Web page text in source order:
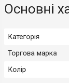
Основні
Категорія
Торгова марка
Колір